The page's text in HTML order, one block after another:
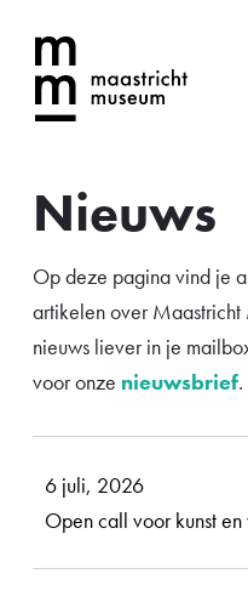
Nieuws
Op deze pagina vind je
artikelen over
nieuws liever in je
voor onze nieuwsbrief.
6 juli, 2026
Open call voor kunst